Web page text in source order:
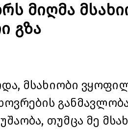
მიღმა
გზა
მსახიობი
თუმცა მე